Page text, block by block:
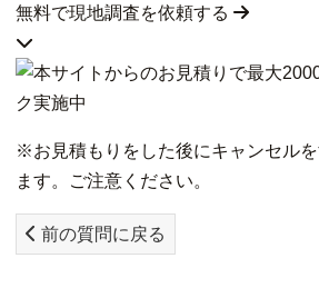
無料で現地調査を依頼する
※お見積もりをした後にキャンセル
ます。ご注意ください。
前の質問に戻る